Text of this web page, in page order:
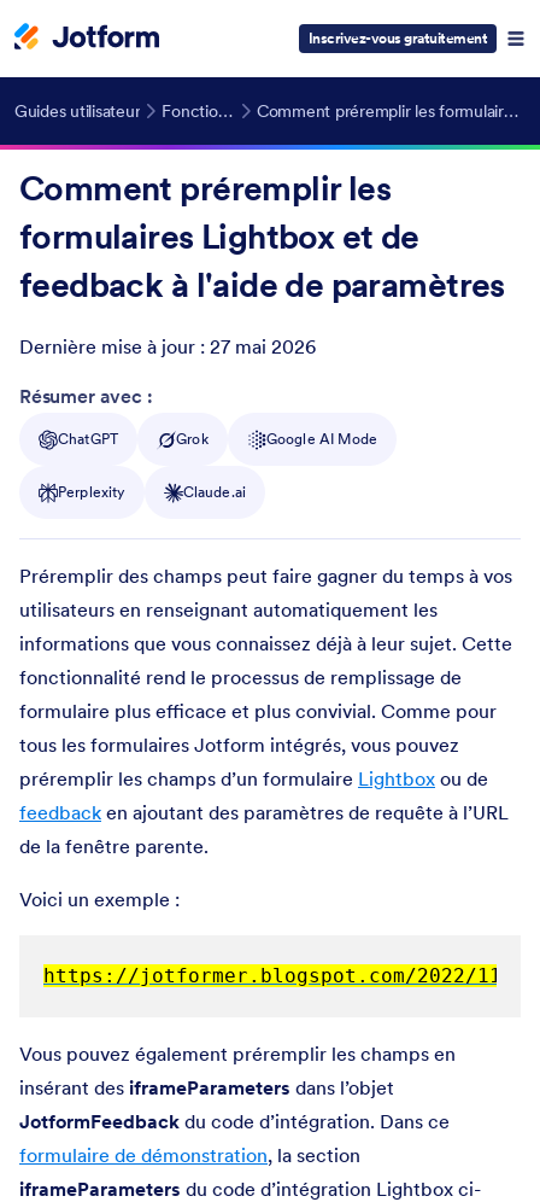
Inscrivez-vous gratuitement
Guides utilisateur Fonctionnalités avancées Comment préremplir les formulaires Lightbox et de feedback à l'aide de paramètres
Comment préremplir les
formulaires Lightbox et de
feedback à l'aide de paramètres
Dernière mise à jour : 27 mai 2026
Post ID
Résumer avec :
ChatGPT Grok Google AI Mode
Perplexity Claude.ai
Préremplir des champs peut faire gagner du temps à vos
utilisateurs en renseignant automatiquement les
informations que vous connaissez déjà à leur sujet. Cette
fonctionnalité rend le processus de remplissage de
formulaire plus efficace et plus convivial. Comme pour
tous les formulaires Jotform intégrés, vous pouvez
préremplir les champs d’un formulaire Lightbox ou de
feedback en ajoutant des paramètres de requête à l’URL
de la fenêtre parente.
Voici un exemple :
https://jotformer.blogspot.com/2022/11/
Vous pouvez également préremplir les champs en
insérant des iframeParameters dans l’objet
JotformFeedback du code d’intégration. Dans ce
formulaire de démonstration, la section
iframeParameters du code d’intégration Lightbox ci-